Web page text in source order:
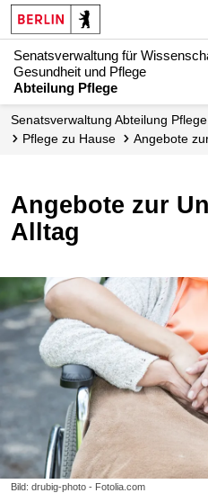
Senatsverwaltung für
Gesundheit und Pflege
Abteilung Pflege
Senats­verwaltung Abteilung Pflege
Pflege zu Hause
Angebote
Angebote zur Unterstützung im
Alltag
Bild: drubig-photo - Fotolia.com